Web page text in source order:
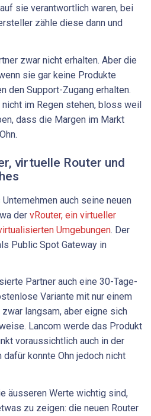
sie verantwortlich waren, bei
zähle diese dann und
zwar nicht erhalten. Aber die
sie gar keine Produkte
den Support-Zugang erhalten.
im Regen stehen, bloss weil
dass die Margen im Markt
virtuelle Router und
auch seine neuen
der vRouter, ein virtueller
Umgebungen. Der
Public Spot Gateway in
Partner auch eine 30-Tage-
Variante mit nur einem
langsam, aber eigne sich
Lancom werde das Produkt
voraussichtlich auch in der
dafür konnte Ohn jedoch nicht
äusseren Werte wichtig sind,
zu zeigen: die neuen Router